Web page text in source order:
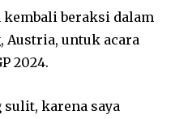
beraksi dalam
Austria, untuk acara
2024.
sulit, karena saya